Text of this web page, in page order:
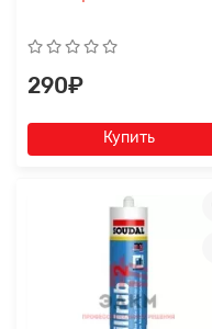
290₽
Купить